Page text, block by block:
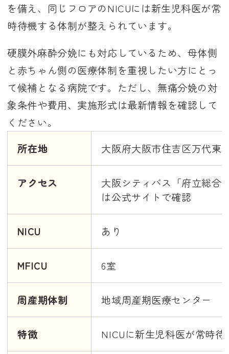
を備え、同じフロアのNICUには新生児科医が常
時待機する体制が整えられています。
硬膜外麻酔分娩にも対応しているため、母体側
と赤ちゃん側の医療体制を重視したい方にとっ
て候補となる病院です。ただし、無痛分娩の対
象条件や費用、実施形式は最新情報を確認して
ください。
所在地
大阪府大阪市住吉区万代東
アクセス
大阪シティバス「府立総合
は公式サイトで確認
NICU あり
MFICU 6室
周産期体制 地域周産期医療センター
特徴 NICUに新生児科医が常時待